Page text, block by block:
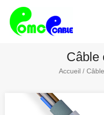
content
Câble
Accueil /